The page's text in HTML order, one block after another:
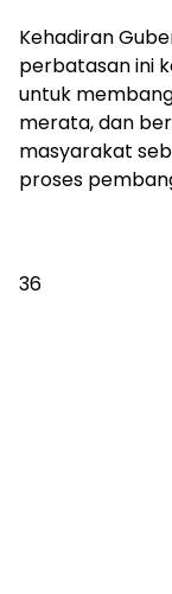
Kehadiran
perbatasan ini
untuk
merata, dan
masyarakat
proses
36